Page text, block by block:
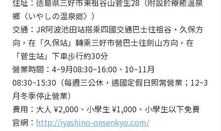
住址：徳島県三好市東祖谷山菅生28（附設於療癒溫泉
鄉〈いやしの温泉郷〉）
交通：JR阿波池田站搭乘四國交通巴士往祖谷・久保方
向，在「久保站」轉乘三好市營巴士往劍山方向，在
「菅生站」下車歩行約30分
營業時間：4~9月08:30~16:00、10~11月
08:30~15:30（每週三公休，遇國定假日照常營業；12~3
月冬季停止營業）
費用：大人 ¥2,000、小學生 ¥1,000、小學生以下免費
官網： http://iyashino-onsenkyo.com/